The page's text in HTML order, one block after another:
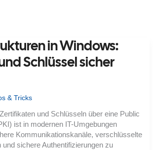
in Windows:
Schlüssel sicher
& Tricks
und Schlüsseln über eine Public
ist in modernen IT-Umgebungen
Kommunikationskanäle, verschlüsselte
und sichere Authentifizierungen zu